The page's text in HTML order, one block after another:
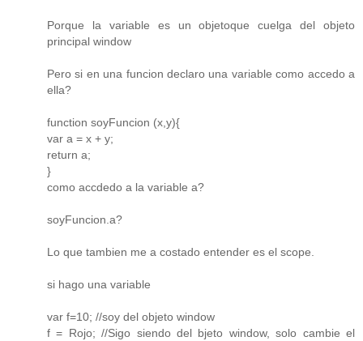
Porque la variable es un objetoque cuelga del objeto
principal window
Pero si en una funcion declaro una variable como accedo a
ella?
function soyFuncion (x,y){
var a = x + y;
return a;
}
como accdedo a la variable a?
soyFuncion.a?
Lo que tambien me a costado entender es el scope.
si hago una variable
var f=10; //soy del objeto window
f = Rojo; //Sigo siendo del bjeto window, solo cambie el